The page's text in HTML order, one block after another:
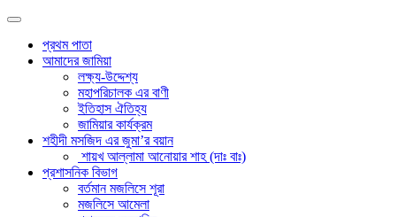
প্রথম পাতা
আমাদের জামিয়া
লক্ষ্য-উদ্দেশ্য
মহাপরিচালক এর বাণী
ইতিহাস ঐতিহ্য
জামিয়ার কার্যক্রম
শহীদী মসজিদ এর জুমা’র বয়ান
শায়খ আল্লামা আনোয়ার শাহ (দাঃ বাঃ)
প্রশাসনিক বিভাগ
বর্তমান মজলিসে শূরা
মজলিসে আমেলা